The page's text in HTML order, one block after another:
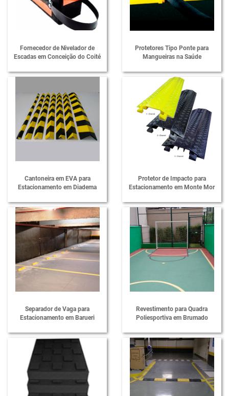
EVA Para Estacionamento
Fabricante de Calço de Escada
Fornecedor de Bate Rodas
Fornecedor de Calço de Escada
Fornecedor de Limitador de Vaga
Fornecedor de Limitadores de Vagas
Fornecedor de Lombada para Garagem
Fornecedor de Protetor de Para-choque
Fornecedor de Protetor de Quina
Fornecedor de Protetores de Cabos
Fornecedor de Proteção de Colunas
Fornecedor de Proteções em EVA
Fornecedor de Quebra Mola
Limitador de Vaga para Estacionamento
Limitador de Vaga para Garagem Preço
Lombada de Borracha para Estacionamento
Lombada em Borracha para Condomínio
Lombada para Estacionamento
Fornecedor de Nivelador de
Escadas em Conceição do Coité
Protetores Tipo Ponte para
Mangueiras na Saúde
Cantoneira em EVA para
Estacionamento em Diadema
Protetor de Impacto para
Estacionamento em Monte Mor
Separador de Vaga para
Estacionamento em Barueri
Revestimento para Quadra
Poliesportiva em Brumado